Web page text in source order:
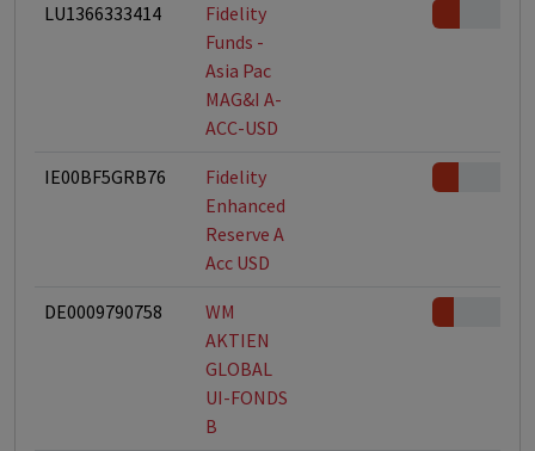
LU1366333414
Fidelity
Funds -
Asia Pac
MAG&I A-
ACC-USD
IE00BF5GRB76
Fidelity
Enhanced
Reserve A
Acc USD
DE0009790758
WM
AKTIEN
GLOBAL
UI-FONDS
B